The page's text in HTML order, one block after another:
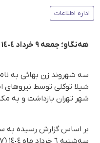
اداره اطلاعات
هەنگاو؛ جمعه ٩ خرداد ١٤٠٤
سه شهروند زن بهائی به
شیلا توکلی توسط نیروهای
شهر تهران بازداشت و به
بر اساس گزارش رسیده به